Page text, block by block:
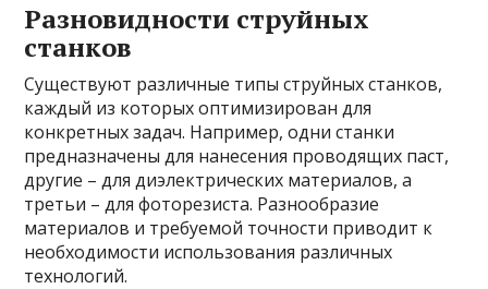
Разновидности струйных
станков
Существуют различные типы струйных станков,
каждый из которых оптимизирован для
конкретных задач. Например, одни станки
предназначены для нанесения проводящих паст,
другие – для диэлектрических материалов, а
третьи – для фоторезиста. Разнообразие
материалов и требуемой точности приводит к
необходимости использования различных
технологий.